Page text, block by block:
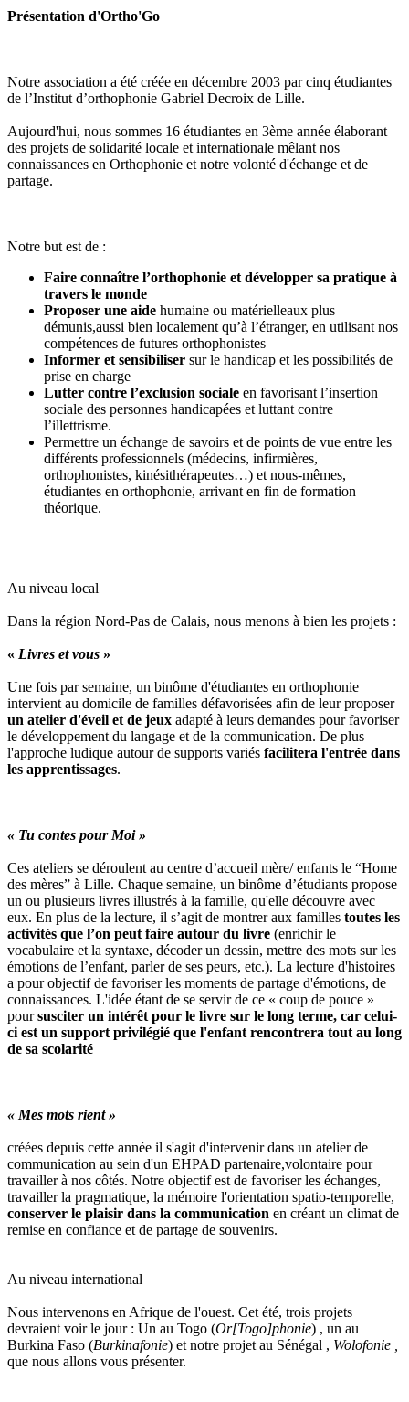
Présentation d'Ortho'Go
Notre association a été créée en décembre 2003 par cinq étudiantes
de l’Institut d’orthophonie Gabriel Decroix de Lille.
Aujourd'hui, nous sommes 16 étudiantes en 3ème année élaborant
des projets de solidarité locale et internationale mêlant nos
connaissances en Orthophonie et notre volonté d'échange et de
partage.
Notre but est de :
Faire connaître l’orthophonie et développer sa pratique à
travers le monde
Proposer une aide humaine ou matérielleaux plus
démunis,aussi bien localement qu’à l’étranger, en utilisant nos
compétences de futures orthophonistes
Informer et sensibiliser sur le handicap et les possibilités de
prise en charge
Lutter contre l’exclusion sociale en favorisant l’insertion
sociale des personnes handicapées et luttant contre
l’illettrisme.
Permettre un échange de savoirs et de points de vue entre les
différents professionnels (médecins, infirmières,
orthophonistes, kinésithérapeutes…) et nous-mêmes,
étudiantes en orthophonie, arrivant en fin de formation
théorique.
Au niveau local
Dans la région Nord-Pas de Calais, nous menons à bien les projets :
« Livres et vous »
Une fois par semaine, un binôme d'étudiantes en orthophonie
intervient au domicile de familles défavorisées afin de leur proposer
un atelier d'éveil et de jeux adapté à leurs demandes pour favoriser
le développement du langage et de la communication. De plus
l'approche ludique autour de supports variés facilitera l'entrée dans
les apprentissages.
« Tu contes pour Moi »
Ces ateliers se déroulent au centre d’accueil mère/ enfants le “Home
des mères” à Lille. Chaque semaine, un binôme d’étudiants propose
un ou plusieurs livres illustrés à la famille, qu'elle découvre avec
eux. En plus de la lecture, il s’agit de montrer aux familles toutes les
activités que l’on peut faire autour du livre (enrichir le
vocabulaire et la syntaxe, décoder un dessin, mettre des mots sur les
émotions de l’enfant, parler de ses peurs, etc.). La lecture d'histoires
a pour objectif de favoriser les moments de partage d'émotions, de
connaissances. L'idée étant de se servir de ce « coup de pouce »
poursusciter un intérêt pour le livre sur le long terme, car celui-
ci est un support privilégié que l'enfant rencontrera tout au long
de sa scolarité
« Mes mots rient »
créées depuis cette année il s'agit d'intervenir dans un atelier de
communication au sein d'un EHPAD partenaire,volontaire pour
travailler à nos côtés. Notre objectif est de favoriser les échanges,
travailler la pragmatique, la mémoire l'orientation spatio-temporelle,
conserver le plaisir dans la communication en créant un climat de
remise en confiance et de partage de souvenirs.
Au niveau international
Nous intervenons en Afrique de l'ouest. Cet été, trois projets
devraient voir le jour : Un au Togo (Or[Togo]phonie) , un au
Burkina Faso (Burkinafonie) et notre projet au Sénégal , Wolofonie ,
que nous allons vous présenter.